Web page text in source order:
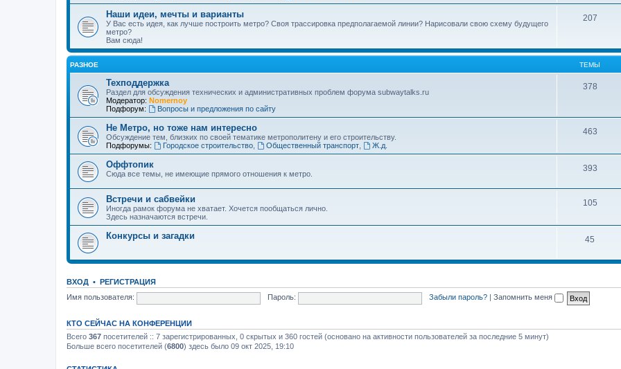
Наши идеи, мечты и варианты
У Вас есть идея, как лучше построить метро? Своя трассировка предполагаемой линии? Нарисовали свою схему будущего
метро?
Вам сюда!
207
РАЗНОЕ ТЕМЫ
Техподдержка
Раздел для обсуждения технических и административных проблем форума subwaytalks.ru
Модератор: Nomernoy
Подфорум:
Вопросы и предложения по сайту
378
Не Метро, но тоже нам интересно
Обсуждение тем, близких по своей тематике метрополитену и его строительству.
Подфорумы:
Городское строительство, Общественный транспорт, Ж.д.
463
Оффтопик
Сюда все темы, не имеющие прямого отношения к метро.
393
Встречи и сабвейки
Иногда рамок форума не хватает. Хочется пообщаться лично.
Здесь назначаются встречи.
105
Конкурсы и загадки 45
ВХОД • РЕГИСТРАЦИЯ
Имя пользователя:
Пароль: Забыли пароль? Запомнить меня
КТО СЕЙЧАС НА КОНФЕРЕНЦИИ
Всего 367 посетителей :: 7 зарегистрированных, 0 скрытых и 360 гостей (основано на активности пользователей за последние 5 минут)
Больше всего посетителей (6800) здесь было 09 окт 2025, 19:10